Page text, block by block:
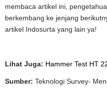
membaca artikel ini,
berkembang ke jenjang
artikel Indosurta yang lain ya!
Lihat Juga: Hammer Test HT
Sumber: Teknologi Survey-